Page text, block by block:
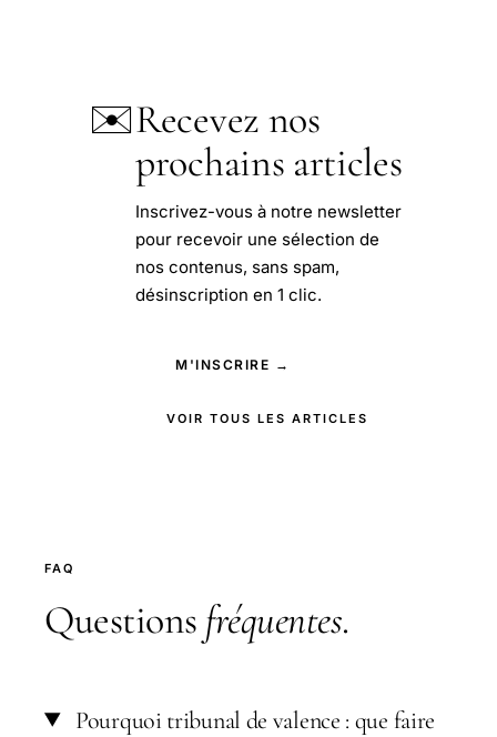
✉️Recevez nos
prochains articles
Inscrivez-vous à notre newsletter
pour recevoir une sélection de
nos contenus, sans spam,
désinscription en 1 clic.
M'INSCRIRE →
VOIR TOUS LES ARTICLES
FAQ
Questions fréquentes.
Pourquoi tribunal de valence : que faire